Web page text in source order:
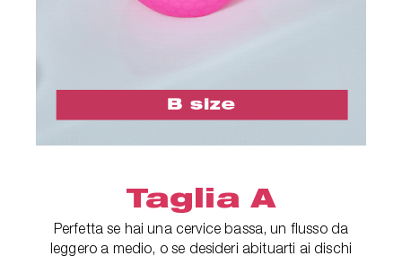
Taglia A
Perfetta se hai una cervice bassa, un flusso da
leggero a medio, o se desideri abituarti ai dischi